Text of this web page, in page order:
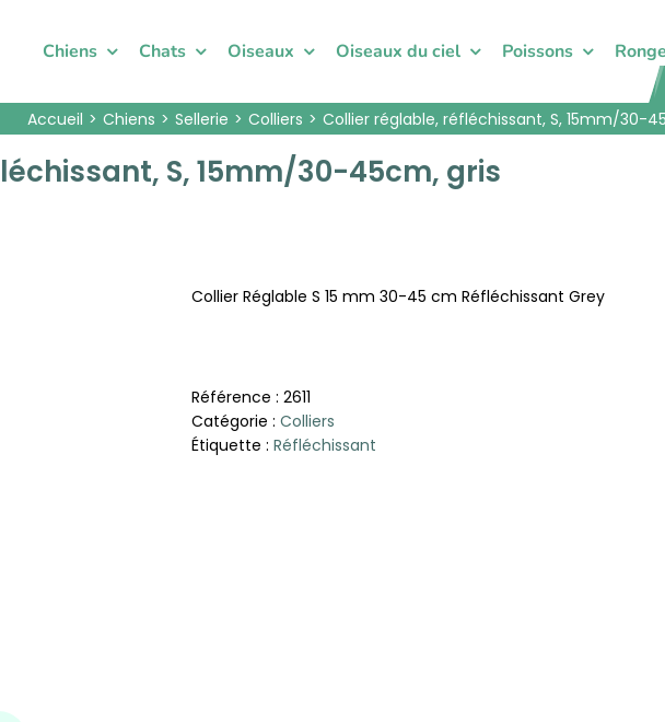
Chiens Chats Oiseaux Oiseaux du ciel Poissons
Accueil Chiens Sellerie Colliers Collier réglable, réfléchissant, S, 15mm/30-
S, 15mm/30-45cm, gris
Collier Réglable S 15 mm 30-45 cm Réfléchissant Grey
Référence : 2611
Catégorie : Colliers
Étiquette : Réfléchissant